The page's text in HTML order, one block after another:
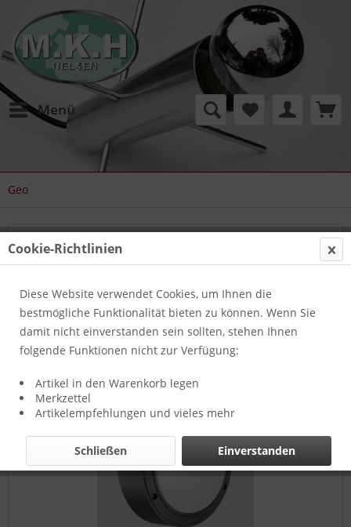
Menü
Geo
Geo
Filtern
Cookie-Richtlinien
Diese Website verwendet Cookies, um Ihnen die
bestmögliche Funktionalität bieten zu können. Wenn Sie
damit nicht einverstanden sein sollten, stehen Ihnen
folgende Funktionen nicht zur Verfügung:
Artikel in den Warenkorb legen
Merkzettel
Artikelempfehlungen und vieles mehr
Einverstanden
Schließen